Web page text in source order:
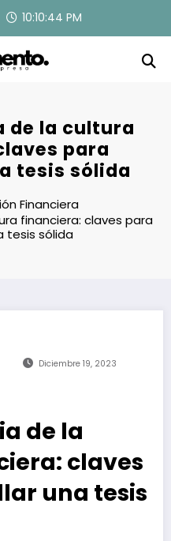
10:10:45 PM
de la cultura
para
tesis sólida
Financiera
financiera: claves para
tesis sólida
Diciembre 19, 2023
de la
claves
una tesis